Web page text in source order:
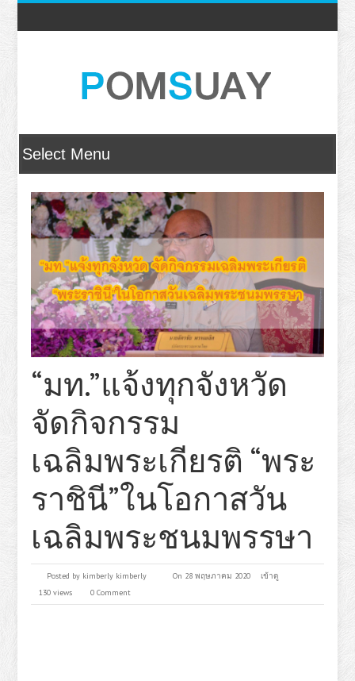
“มท.”แจ้งทุกจังหวัด
จัดกิจกรรม
เฉลิมพระเกียรติ “พระ
ราชินี”ในโอกาสวัน
เฉลิมพระชนมพรรษา
Posted by kimberly kimberly On 28 พฤษภาคม 2020
เข้าดู
130 views
0 Comment